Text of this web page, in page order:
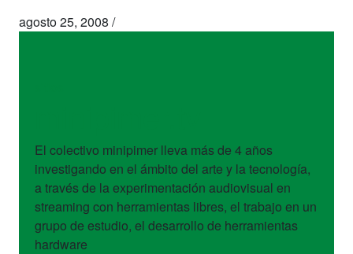
agosto 25, 2008 /
El colectivo minipimer lleva más de 4 años
investigando en el ámbito del arte y la tecnología,
a través de la experimentación audiovisual en
streaming con herramientas libres, el trabajo en un
grupo de estudio, el desarrollo de herramientas
hardware